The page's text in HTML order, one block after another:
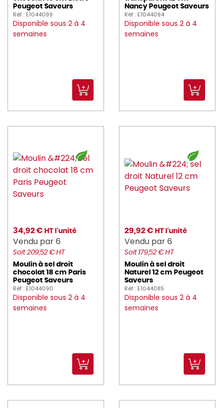
BORMIOLI_ROCCO (157)
brc (11)
caray (3)
CGMP (15)
CHAUD_DEVANT (112)
CHEF_SOMMELIER (151)
churchill (905)
CIF (7)
COGIR (33)
Couzon (50)
Cristal_d_Arques (4)
DALEBROOK (15)
Peugeot Saveurs
Réf : E1044099
Disponible sous 2 à 4
semaines
Nancy Peugeot Saveurs
Réf : E1044094
Disponible sous 2 à 4
semaines
34,92 € HT l'unité
Vendu par 6
Soit 209,52 € HT
Moulin à sel droit
chocolat 18 cm Paris
Peugeot Saveurs
Réf : E1044090
Disponible sous 2 à 4
semaines
29,92 € HT l'unité
Vendu par 6
Soit 179,52 € HT
Moulin à sel droit
Naturel 12 cm Peugeot
Saveurs
Réf : E1044085
Disponible sous 2 à 4
semaines